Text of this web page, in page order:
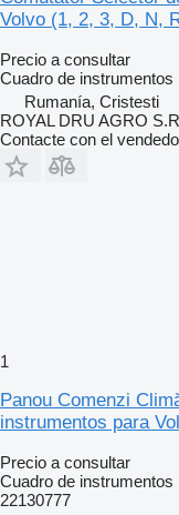
Volvo (1, 2, 3, D, N,
Precio a consultar
Cuadro de instrumentos
Rumanía, Cristesti
ROYAL DRU AGRO
Contacte con el
1
Panou Comenzi
instrumentos para
Precio a consultar
Cuadro de instrumentos
22130777